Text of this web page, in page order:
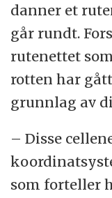
danner et
går rundt.
rutenettet
rotten har
grunnlag av
– Disse
som forteller